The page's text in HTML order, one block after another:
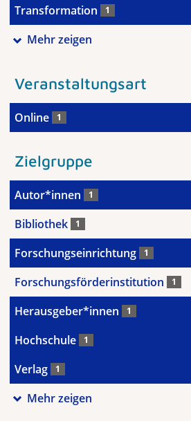
Transformation 1
Mehr zeigen
Veranstaltungsart
Online 1
Zielgruppe
Autor*innen 1
Bibliothek 1
Forschungseinrichtung 1
Forschungsförderinstitution 1
Herausgeber*innen 1
Hochschule 1
Verlag 1
Mehr zeigen